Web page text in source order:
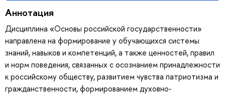
Аннотация
Дисциплина «Основы российской государственности»
направлена на формирование у обучающихся системы
знаний, навыков и компетенций, а также ценностей, правил
и норм поведения, связанных с осознанием принадлежности
к российскому обществу, развитием чувства патриотизма и
гражданственности, формированием духовно-